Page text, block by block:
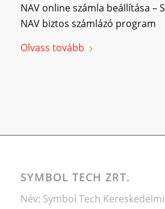
NAV online számla beállítása –
NAV biztos számlázó program
Olvass tovább
SYMBOL TECH ZRT.
Név: Symbol Tech